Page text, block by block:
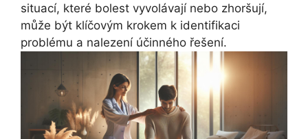
situací, které bolest vyvolávají nebo zhoršují,
může být klíčovým krokem k identifikaci
problému a nalezení účinného řešení.